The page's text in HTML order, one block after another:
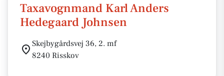
Taxavognmand Karl Anders
Hedegaard Johnsen
Skejbygårdsvej 36, 2. mf
8240 Risskov